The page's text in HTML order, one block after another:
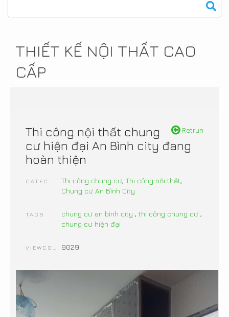
THIẾT KẾ NỘI THẤT CAO
CẤP
Retrun
Thi công nội thất chung
cư hiện đại An Bình city đang
hoàn thiện
Thi công chung cư, Thi công nội thất,
Chung cư An Bình City
TAGS chung cư an bình city , thi công chung cư,
chung cư hiện đại
9029